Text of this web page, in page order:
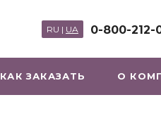
0-800-212-
RU | UA
КАК ЗАКАЗАТЬ О